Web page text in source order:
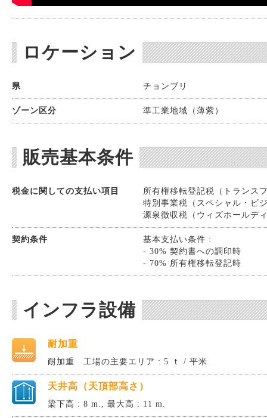
ロケーション
県 チョンブリ
ゾーン区分 準工業地域（薄紫）
販売基本条件
税金に関しての支払い項目
所有権移転登記税（トランス
特別事業税（スペシャル・ビ
源泉徴収税（ウィズホールデ
契約条件
基本支払い条件 :
- 30% 契約書への調印時
- 70% 所有権移転登記時
インフラ設備
耐加重
耐加重 工場の主要エリア : 5 ｔ / 平米
天井高（天頂部高さ）
梁下高 : 8 m., 最大高 : 11 m.